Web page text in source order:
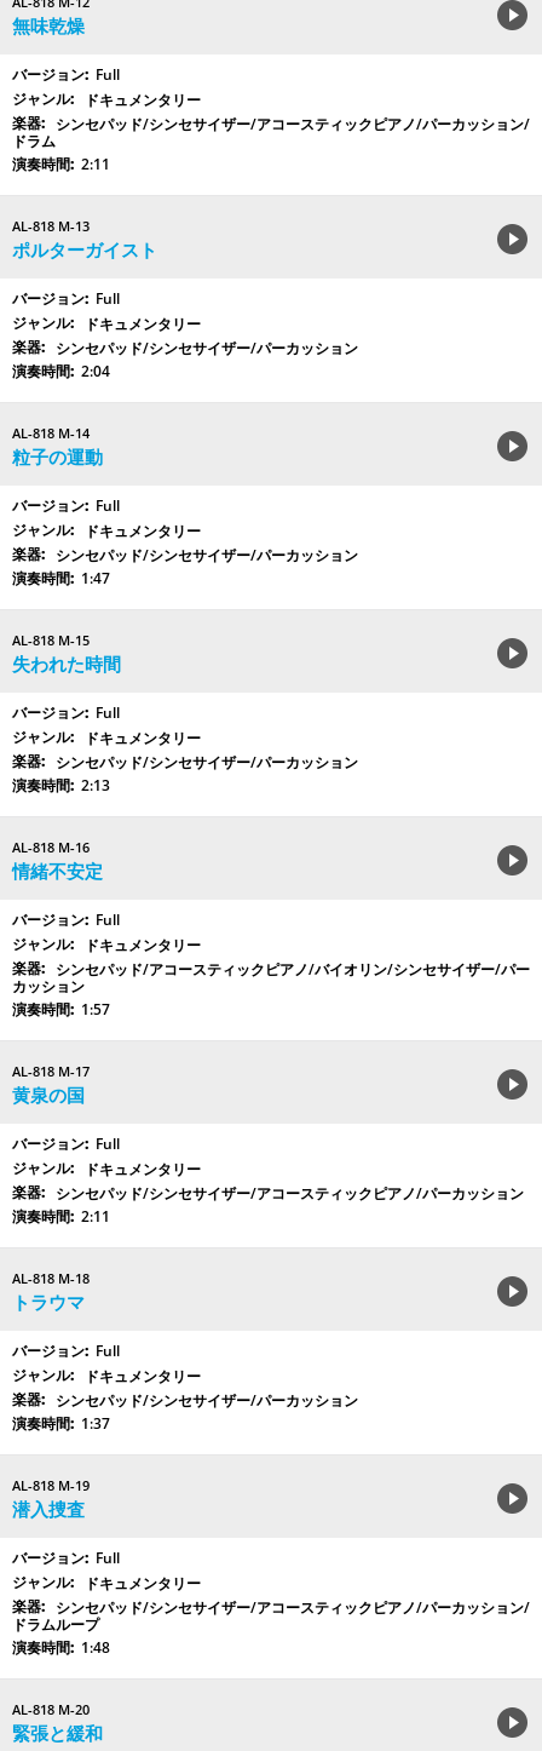
無味乾燥
Full
ドキュメンタリー
シンセパッド/シンセサイザー/アコースティックピアノ/パーカッション/
ドラム
2:11
AL-818 M-13
ポルターガイスト
Full
ドキュメンタリー
シンセパッド/シンセサイザー/パーカッション
2:04
AL-818 M-14
粒子の運動
Full
ドキュメンタリー
シンセパッド/シンセサイザー/パーカッション
1:47
AL-818 M-15
失われた時間
Full
ドキュメンタリー
シンセパッド/シンセサイザー/パーカッション
2:13
AL-818 M-16
情緒不安定
Full
ドキュメンタリー
シンセパッド/アコースティックピアノ/バイオリン/シンセサイザー/パー
カッション
1:57
AL-818 M-17
黄泉の国
Full
ドキュメンタリー
シンセパッド/シンセサイザー/アコースティックピアノ/パーカッション
2:11
AL-818 M-18
トラウマ
Full
ドキュメンタリー
シンセパッド/シンセサイザー/パーカッション
1:37
AL-818 M-19
潜入捜査
Full
ドキュメンタリー
シンセパッド/シンセサイザー/アコースティックピアノ/パーカッション/
ドラムループ
1:48
AL-818 M-20
緊張と緩和